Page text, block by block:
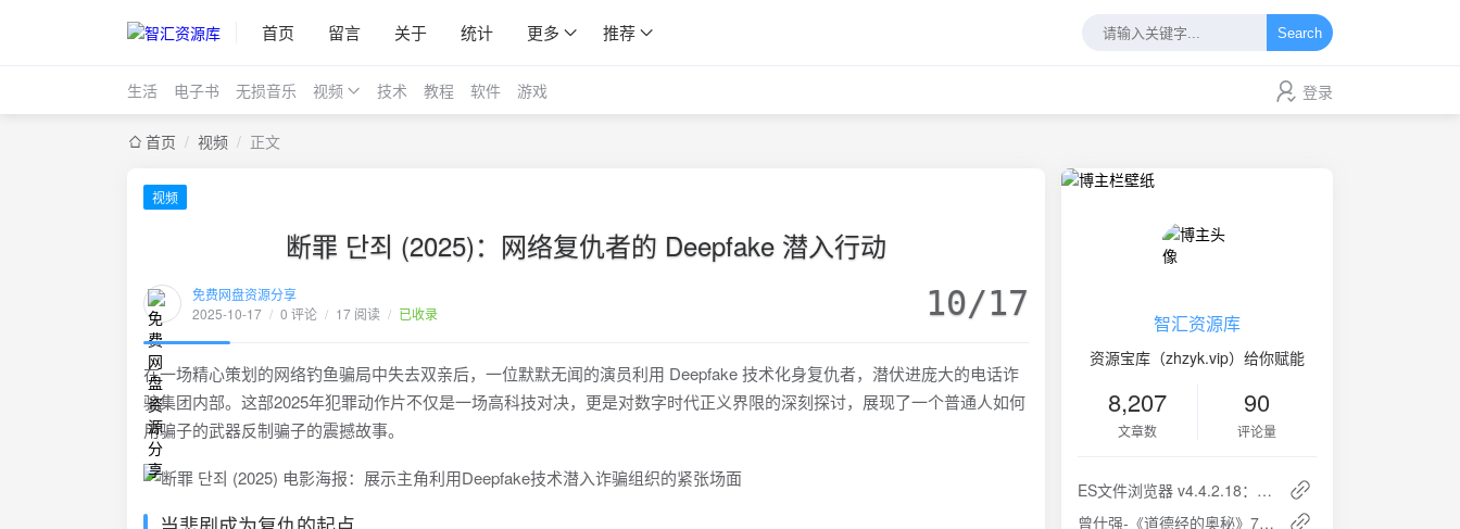
首页 留言 关于 统计 更多 推荐 Search
生活 电子书 无损音乐 视频 技术 教程 软件 游戏 登录
首页 / 视频 / 正文
视频
断罪 단죄 (2025)：网络复仇者的 Deepfake 潜入行动
免费网盘资源分享
2025-10-17 / 0 评论 / 17 阅读 / 已收录 10/17
在一场精心策划的网络钓鱼骗局中失去双亲后，一位默默无闻的演员利用 Deepfake 技术化身复仇者，潜伏进庞大的电话诈
骗集团内部。这部2025年犯罪动作片不仅是一场高科技对决，更是对数字时代正义界限的深刻探讨，展现了一个普通人如何
用骗子的武器反制骗子的震撼故事。
智汇资源库
资源宝库（zhzyk.vip）给你赋能
8,207
文章数
90
评论量
ES文件浏览器 v4.4.2.18：解锁会员高级版，手机文件管理利器
曾仕强-《道德经的奥秘》7节视频课：领悟道家智慧，提升人生修养